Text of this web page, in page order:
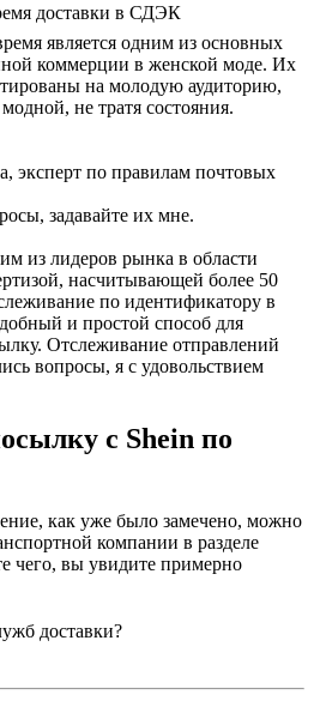
доставки в СДЭК
является одним из основных
коммерции в женской моде. Их
на молодую аудиторию,
не тратя состояния.
эксперт по правилам почтовых
задавайте их мне.
из лидеров рынка в области
насчитывающей более 50
по идентификатору в
и простой способ для
Отслеживание отправлений
вопросы, я с удовольствием
с Shein по
как уже было замечено, можно
компании в разделе
чего, вы увидите примерно
доставки?